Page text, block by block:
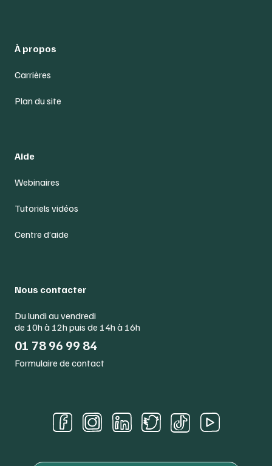
À propos
Carrières
Plan du site
Aide
Webinaires
Tutoriels vidéos
Centre d’aide
Nous contacter
Du lundi au vendredi
de 10h à 12h puis de 14h à 16h
01 78 96 99 84
Formulaire de contact